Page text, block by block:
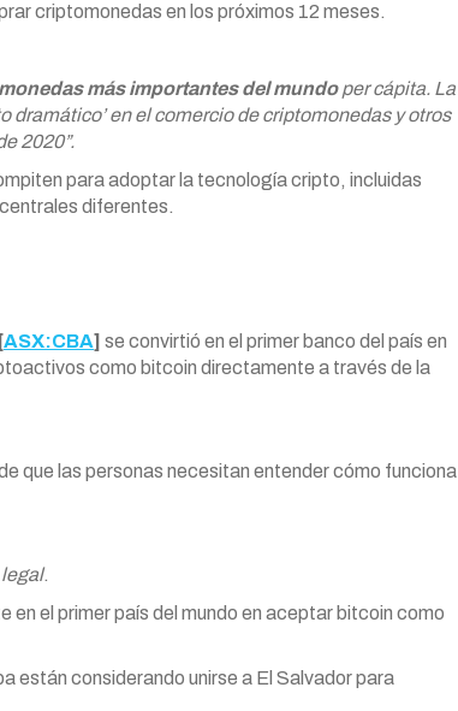
criptomonedas en los próximos 12 meses.
más importantes del mundoper cápita. La
dramático’ en el comercio de criptomonedas y otros
2020”.
para adoptar la tecnología cripto, incluidas
diferentes.
ASX:CBA] se convirtió en el primer banco del país en
como bitcoin directamente a través de la
que las personas necesitan entender cómo funciona
.
el primer país del mundo en aceptar bitcoin como
están considerando unirse a El Salvador para